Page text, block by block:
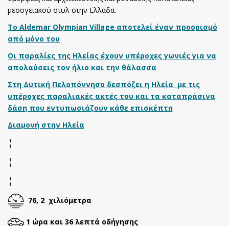
μεσογειακού στυλ στην Ελλάδα.
Το Aldemar Olympian Village αποτελεί έναν προορισμό
από μόνο του
Οι παραλίες της Ηλείας έχουν υπέροχες γωνιές για να
απολαύσεις τον ήλιο και την θάλασσα
Στη Δυτική Πελοπόννησο δεσπόζει η Ηλεία με τις
υπέροχες παραλιακές ακτές του και τα καταπράσινα
δάση που εντυπωσιάζουν κάθε επισκέπτη
Διαμονή στην Ηλεία
¦
¦
¦
76, 2 χιλιόμετρα
1 ώρα και 36 λεπτά οδήγησης